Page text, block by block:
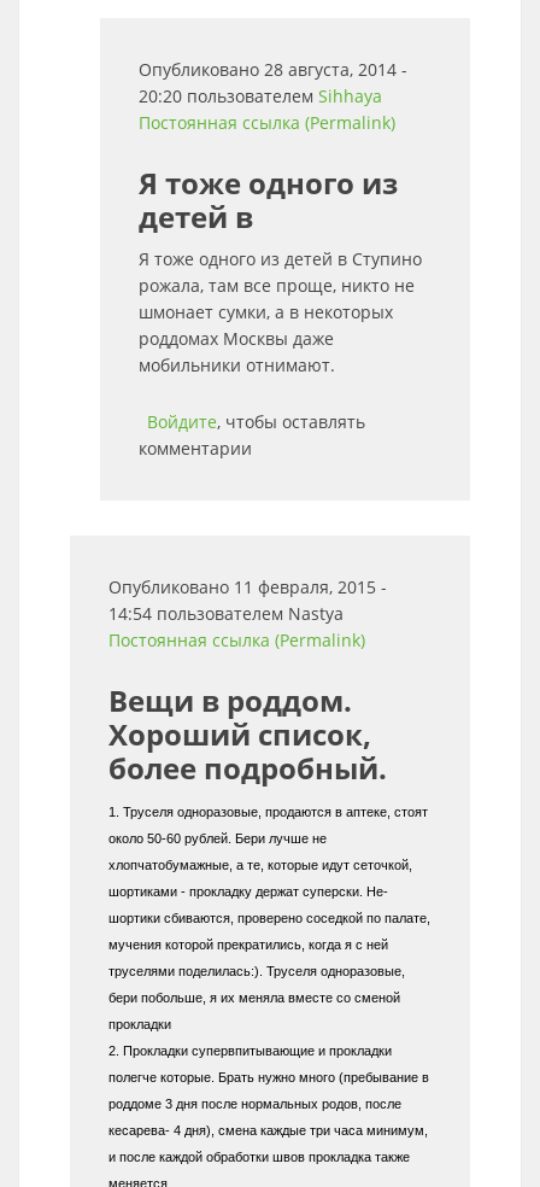
Опубликовано 28 августа, 2014 -
20:20 пользователем Sihhaya
Постоянная ссылка (Permalink)
Я тоже одного из
детей в
Я тоже одного из детей в Ступино
рожала, там все проще, никто не
шмонает сумки, а в некоторых
роддомах Москвы даже
мобильники отнимают.
Войдите, чтобы оставлять
комментарии
Опубликовано 11 февраля, 2015 -
14:54 пользователем Nastya
Постоянная ссылка (Permalink)
Вещи в роддом.
Хороший список,
более подробный.
1. Труселя одноразовые, продаются в аптеке, стоят
около 50-60 рублей. Бери лучше не
хлопчатобумажные, а те, которые идут сеточкой,
шортиками - прокладку держат суперски. Не-
шортики сбиваются, проверено соседкой по палате,
мучения которой прекратились, когда я с ней
труселями поделилась:). Труселя одноразовые,
бери побольше, я их меняла вместе со сменой
прокладки
2. Прокладки супервпитывающие и прокладки
полегче которые. Брать нужно много (пребывание в
роддоме 3 дня после нормальных родов, после
кесарева- 4 дня), смена каждые три часа минимум,
и после каждой обработки швов прокладка также
меняется.